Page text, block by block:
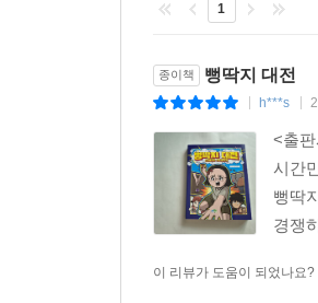
1
종이책 뻥딱지 대전
h***s
<출
시간
뻥딱
경쟁
이 리뷰가 도움이 되었나요?